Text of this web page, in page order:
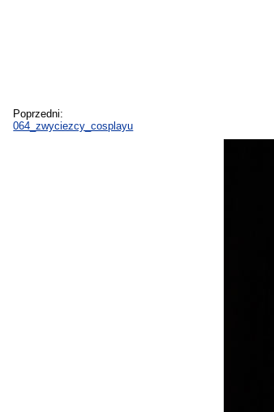
Poprzedni:
064_zwyciezcy_cosplayu